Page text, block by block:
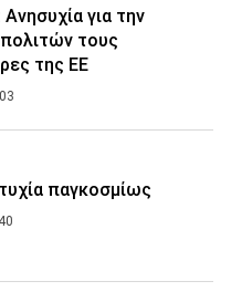
Ανησυχία για την
τους
της ΕΕ
παγκοσμίως